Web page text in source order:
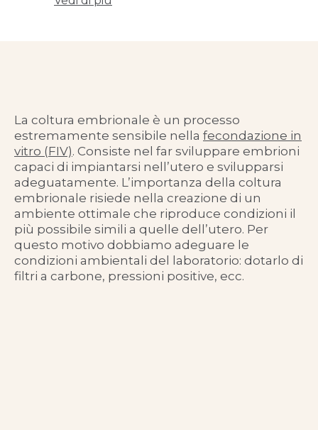
La coltura embrionale è un processo
estremamente sensibile nella fecondazione in
vitro (FIV). Consiste nel far sviluppare embrioni
capaci di impiantarsi nell’utero e svilupparsi
adeguatamente. L’importanza della coltura
embrionale risiede nella creazione di un
ambiente ottimale che riproduce condizioni il
più possibile simili a quelle dell’utero. Per
questo motivo dobbiamo adeguare le
condizioni ambientali del laboratorio: dotarlo di
filtri a carbone, pressioni positive, ecc.